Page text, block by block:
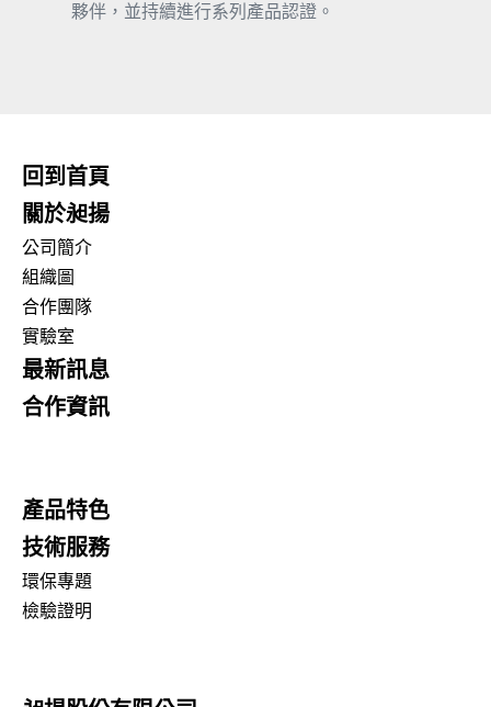
夥伴，並持續進行系列產品認證。
回到首頁
關於昶揚
公司簡介
組織圖
合作團隊
實驗室
最新訊息
合作資訊
產品特色
技術服務
環保專題
檢驗證明